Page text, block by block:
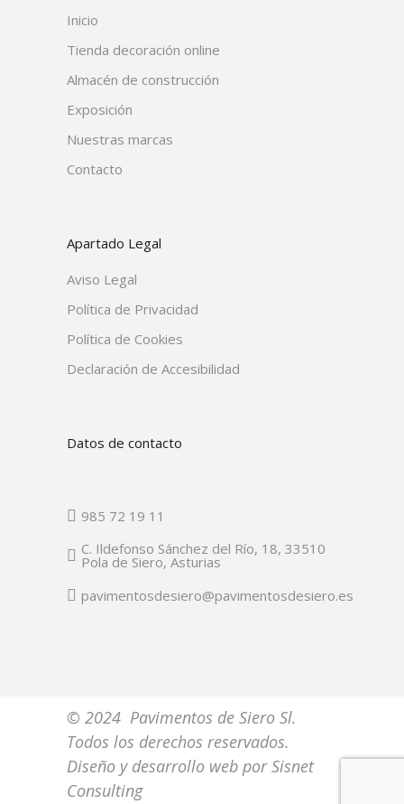
Inicio
Tienda decoración online
Almacén de construcción
Exposición
Nuestras marcas
Contacto
Apartado Legal
Aviso Legal
Política de Privacidad
Política de Cookies
Declaración de Accesibilidad
Datos de contacto
985 72 19 11
C. Ildefonso Sánchez del Río, 18, 33510
Pola de Siero, Asturias
pavimentosdesiero@pavimentosdesiero.es
© 2024 Pavimentos de Siero Sl.
Todos los derechos reservados.
Diseño y desarrollo web porSisnet
Consulting